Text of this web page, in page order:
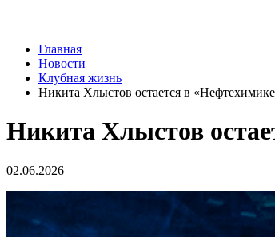
Главная
Новости
Клубная жизнь
Никита Хлыстов остается в
Никита Хлыстов
02.06.2026